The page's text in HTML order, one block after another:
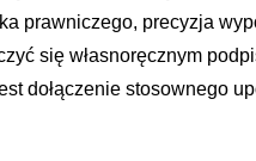
prawniczego, precyzja
się własnoręcznym
dołączenie stosownego